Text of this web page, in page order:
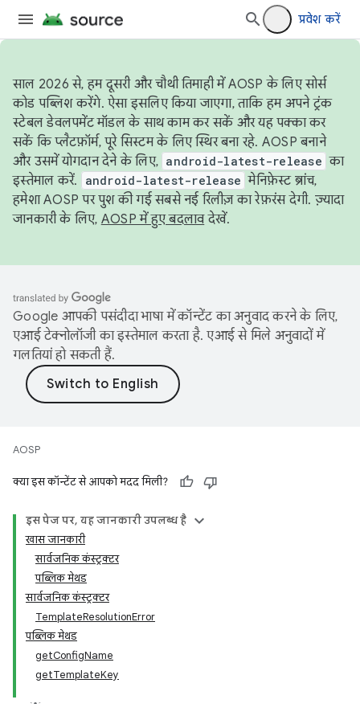
प्रवेश करें
साल 2026 से, हम दूसरी और चौथी तिमाही में AOSP के लिए सोर्स
कोड पब्लिश करेंगे. ऐसा इसलिए किया जाएगा, ताकि हम अपने ट्रंक
स्टेबल डेवलपमेंट मॉडल के साथ काम कर सकें और यह पक्का कर
सकें कि प्लैटफ़ॉर्म, पूरे सिस्टम के लिए स्थिर बना रहे. AOSP बनाने
और उसमें योगदान देने के लिए, android-latest-release का
इस्तेमाल करें.
android-latest-release मेनिफ़ेस्ट ब्रांच,
हमेशा AOSP पर पुश की गई सबसे नई रिलीज़ का रेफ़रंस देगी. ज़्यादा
जानकारी के लिए, AOSP में हुए बदलावदेखें.
Google आपकी पसंदीदा भाषा में कॉन्टेंट का अनुवाद करने के लिए,
एआई टेक्नोलॉजी का इस्तेमाल करता है. एआई से मिले अनुवादों में
गलतियां हो सकती हैं.
AOSP
क्या इस कॉन्टेंट से आपको मदद मिली?
इस पेज पर, यह जानकारी उपलब्ध है
खास जानकारी
सार्वजनिक कंस्ट्रक्टर
पब्लिक मेथड
सार्वजनिक कंस्ट्रक्टर
TemplateResolutionError
पब्लिक मेथड
getConfigName
getTemplateKey